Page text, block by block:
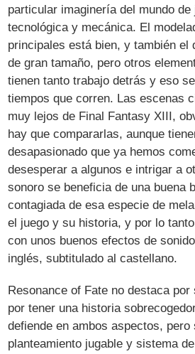
particular imaginería del mundo de
tecnológica y mecánica. El
principales está bien, y también el
de gran tamaño, pero otros
tienen tanto trabajo detrás y eso
tiempos que corren. Las escenas
muy lejos de Final Fantasy XIII,
hay que compararlas, aunque
desapasionado que ya hemos
desesperar a algunos e intrigar a
sonoro se beneficia de una buena
contagiada de esa especie de
el juego y su historia, y por lo
con unos buenos efectos de
inglés, subtitulado al castellano.
Resonance of Fate no destaca
por tener una historia
defiende en ambos aspectos,
planteamiento jugable y sistema